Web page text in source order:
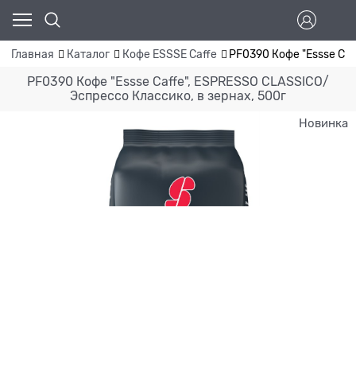
Главная Каталог Кофе ESSSE Caffe PF0390 Кофе "Essse
PF0390 Кофе "Essse Caffe", ESPRESSO СLASSICO/
Эспрессо Классико, в зернах, 500г
Новинка